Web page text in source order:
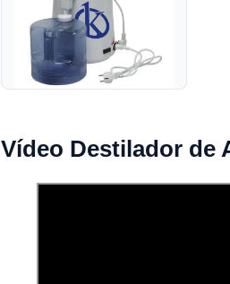
Vídeo Destilador de